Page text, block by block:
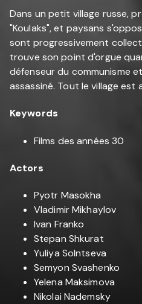
Dans un petit village russe,
"Koulaks", et paysans
sont progressivement
trouve son point d'orgue
défenseur du communisme
assassiné. Tout le village est
Keywords
Films des années 30
Actors
Pyotr Masokha
Vladimir Mikhaylov
Ivan Franko
Stepan Shkurat
Yuliya Solntseva
Semyon Svashenko
Yelena Maksimova
Nikolai Nademsky